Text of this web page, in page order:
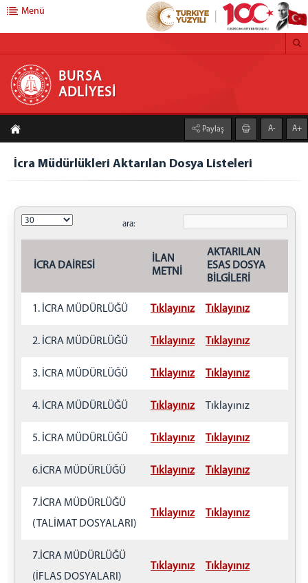
BURSA ADLİYESİ
ANASAYFA
BAŞSAVCILIK
CUMHURİYET BAŞSAVCISI
BASIN SUÇLARI BÜROSU
Beyanname Ekinde İbraz Edilmesi Gereken
MÜLHAKAT İCRA DAİRELERİ
MUDANYA İCRA DAİRESİ
ORHANELİ İCRA DAİRESİ
BURSA İCRA DAİRELERİ AKTARILAN DOSYA BİLGİLERİ
EK HİZMET BİNALARIMIZ
BAM EK HİZMET BİNASI
KULE)
BURSA ÇOCUK ADALET MERKEZİ
Menü
BURSA
ADLİYESİ
Paylaş A- A+
İcra Müdürlükleri Aktarılan Dosya Listeleri
ara:
İCRA DAİRESİ
İLAN
METNİ
AKTARILAN
ESAS DOSYA
BİLGİLERİ
1. İCRA MÜDÜRLÜĞÜ Tıklayınız Tıklayınız
2. İCRA MÜDÜRLÜĞÜ Tıklayınız Tıklayınız
3. İCRA MÜDÜRLÜĞÜ Tıklayınız Tıklayınız
4. İCRA MÜDÜRLÜĞÜ Tıklayınız Tıklayınız
5. İCRA MÜDÜRLÜĞÜ Tıklayınız Tıklayınız
6.İCRA MÜDÜRLÜĞÜ Tıklayınız Tıklayınız
7.İCRA MÜDÜRLÜĞÜ
(TALİMAT DOSYALARI)
Tıklayınız Tıklayınız
7.İCRA MÜDÜRLÜĞÜ
(İFLAS DOSYALARI)
Tıklayınız Tıklayınız